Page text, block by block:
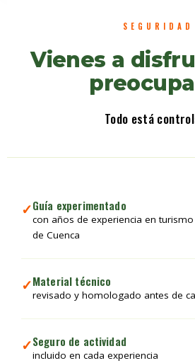
SEGURIDAD
Vienes a
Todo está
✓Guía experimentado
con años de experiencia en
de Cuenca
✓Material técnico
revisado y homologado antes de
✓Seguro de actividad
incluido en cada experiencia